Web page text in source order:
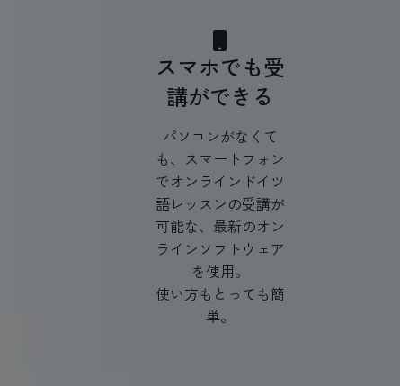
スマホでも受
講ができる
パソコンがなくて
も、スマートフォン
でオンラインドイツ
語レッスンの受講が
可能な、最新のオン
ラインソフトウェア
を使用。
使い方もとっても簡
単。